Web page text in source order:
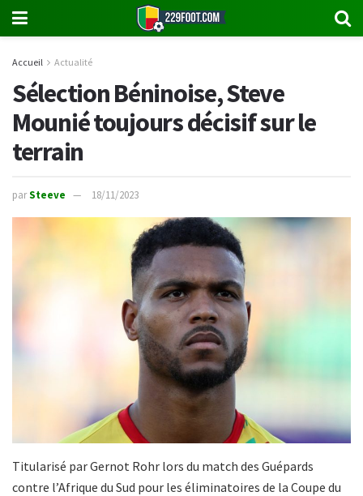
Accueil Actualité
Sélection Béninoise, Steve
Mounié toujours décisif sur le
terrain
parSteeve 18/11/2023
Titularisé par Gernot Rohr lors du match des Guépards
contre l’Afrique du Sud pour les éliminatoires de la Coupe du